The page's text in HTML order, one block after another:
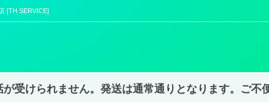
[TH SERVICE]
受けられません。発送は通常通りとなります。ご不